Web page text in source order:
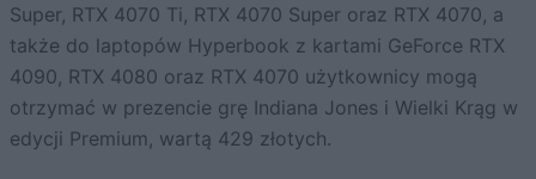
Super, RTX 4070 Ti, RTX 4070 Super oraz RTX 4070, a
także do laptopów Hyperbook z kartami GeForce RTX
4090, RTX 4080 oraz RTX 4070 użytkownicy mogą
otrzymać w prezencie grę Indiana Jones i Wielki Krąg w
edycji Premium, wartą 429 złotych.